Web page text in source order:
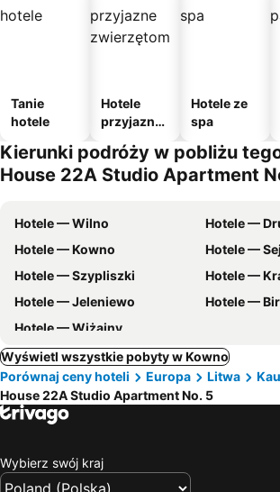
Tanie
hotele
Hotele
przyjazne
m
Hotele ze
spa
Kierunki podróży w pobliżu
House 22A Studio Apartment
Hotele — Wilno
Hotele —
Hotele — Kowno
Hotele —
Hotele — Szypliszki
Hotele —
Hotele — Jeleniewo
Hotele —
Hotele — Wiżajny
Wyświetl wszystkie pobyty w Kowno
Porównaj ceny hoteli
Europa Litwa
House 22A Studio Apartment No. 5
Wybierz swój kraj